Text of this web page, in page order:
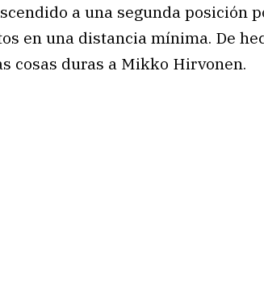
a una segunda posición
en una distancia mínima. De
cosas duras a Mikko Hirvonen.